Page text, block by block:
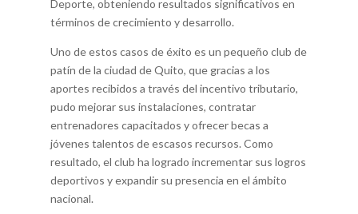
Deporte, obteniendo resultados significativos en
términos de crecimiento y desarrollo.
Uno de estos casos de éxito es un pequeño club de
patín de la ciudad de Quito, que gracias a los
aportes recibidos a través del incentivo tributario,
pudo mejorar sus instalaciones, contratar
entrenadores capacitados y ofrecer becas a
jóvenes talentos de escasos recursos. Como
resultado, el club ha logrado incrementar sus logros
deportivos y expandir su presencia en el ámbito
nacional.